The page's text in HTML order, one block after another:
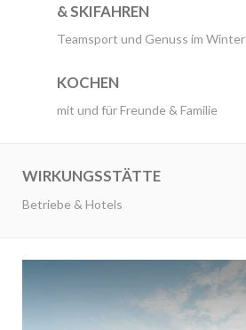
& SKIFAHREN
Teamsport und Genuss im Winter
KOCHEN
mit und für Freunde & Familie
WIRKUNGSSTÄTTE
Betriebe & Hotels